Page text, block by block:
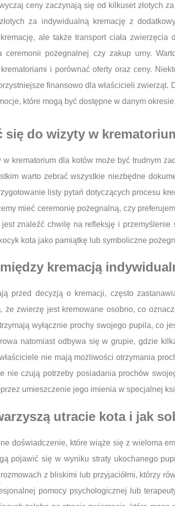
ceny zaczynają się od kilkuset złotych
za indywidualną kremację z
ale także transport ciała zwierzęcia
ceremonii pożegnalnej czy zakup urny.
i porównać oferty oraz ceny.
finansowo dla właścicieli zwierząt.
które mogą być dostępne w danym okresie.
się do wizyty w
krematorium dla kotów może być trudnym
warto zebrać wszystkie niezbędne
listy pytań dotyczących procesu
mieć ceremonię pożegnalną, czy
znaleźć chwilę na refleksję i
kota jako pamiątkę lub symboliczne
kremacją
przed decyzją o kremacji, często
że zwierzę jest kremowane osobno, co
wyłącznie prochy swojego pupila, co
natomiast odbywa się w grupie, gdzie
nie mają możliwości otrzymania
nie czują potrzeby posiadania prochów
umieszczenie jego imienia w specjalnej
utracie kota i jak
doświadczenie, które wiąże się z wieloma
pojawić się w wyniku straty ukochanego
z bliskimi lub przyjaciółmi, którzy
pomocy psychologicznej lub